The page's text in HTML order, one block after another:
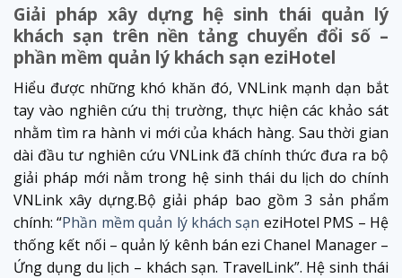
Giải pháp xây dựng hệ sinh thái quản lý
khách sạn trên nền tảng chuyển đổi số –
phần mềm quản lý khách sạn eziHotel
Hiểu được những khó khăn đó, VNLink mạnh dạn bắt
tay vào nghiên cứu thị trường, thực hiện các khảo sát
nhằm tìm ra hành vi mới của khách hàng. Sau thời gian
dài đầu tư nghiên cứu VNLink đã chính thức đưa ra bộ
giải pháp mới nằm trong hệ sinh thái du lịch do chính
VNLink xây dựng.Bộ giải pháp bao gồm 3 sản phẩm
chính: “Phần mềm quản lý khách sạn eziHotel PMS – Hệ
thống kết nối – quản lý kênh bán ezi Chanel Manager –
Ứng dụng du lịch – khách sạn. TravelLink”. Hệ sinh thái